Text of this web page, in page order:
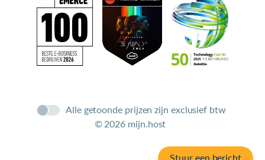
Alle getoonde prijzen zijn exclusief btw
© 2026 mijn.host
Stuur een bericht